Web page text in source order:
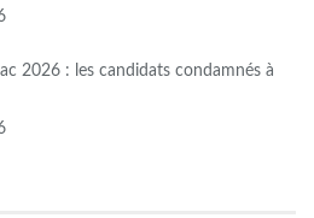
2026 : les candidats condamnés à